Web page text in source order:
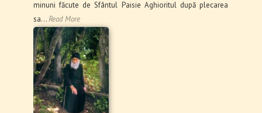
minuni făcute de Sfântul Paisie Aghioritul după plecarea
sa…Read More